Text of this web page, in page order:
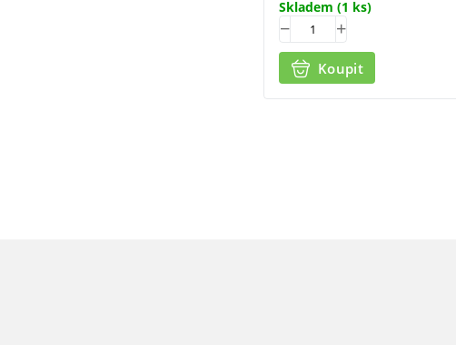
Skladem (1 ks)
Koupit